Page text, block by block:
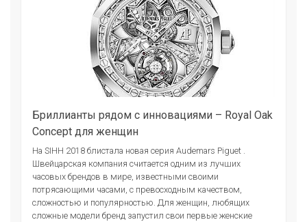
Бриллианты рядом с инновациями – Royal Oak
Concept для женщин
На SIHH 2018 блистала новая серия Audemars Piguet .
Швейцарская компания считается одним из лучших
часовых брендов в мире, известными своими
потрясающими часами, с превосходным качеством,
сложностью и популярностью. Для женщин, любящих
сложные модели бренд запустил свои первые женские